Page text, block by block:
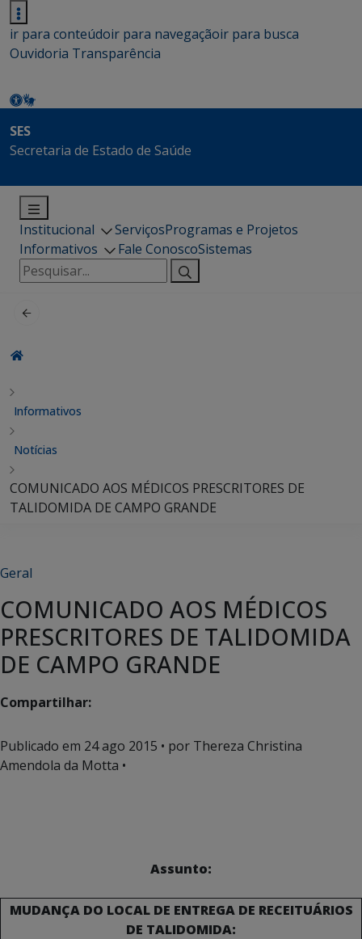
ir para conteúdoir para navegaçãoir para busca
Ouvidoria Transparência
SES
Secretaria de Estado de Saúde
Institucional ServiçosProgramas e Projetos
Informativos
Fale ConoscoSistemas
Pesquisar
por:
Informativos
Notícias
COMUNICADO AOS MÉDICOS PRESCRITORES DE
TALIDOMIDA DE CAMPO GRANDE
Geral
COMUNICADO AOS MÉDICOS
PRESCRITORES DE TALIDOMIDA
DE CAMPO GRANDE
Compartilhar:
Publicado em 24 ago 2015 • por Thereza Christina
Amendola da Motta •
Assunto:
MUDANÇA DO LOCAL DE ENTREGA DE RECEITUÁRIOS
DE TALIDOMIDA: